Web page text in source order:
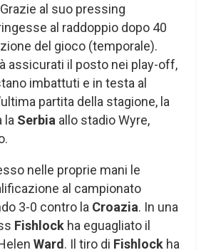
al suo pressing
al raddoppio dopo 40
del gioco (temporale).
assicurati il ​​posto nei play-off,
imbattuti e in testa al
partita della stagione, la
la Serbia allo stadio Wyre,
nelle proprie mani le
al campionato
3-0 contro la Croazia. In una
Fishlock ha eguagliato il
Ward . Il tiro di Fishlock ha